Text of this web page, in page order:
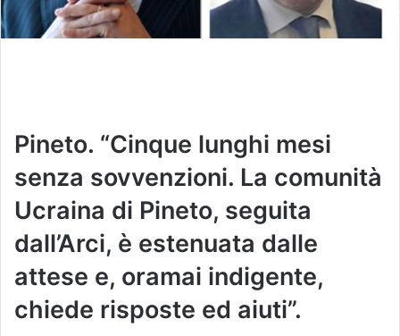
Pineto. “Cinque lunghi mesi
senza sovvenzioni. La comunità
Ucraina di Pineto, seguita
dall’Arci, è estenuata dalle
attese e, oramai indigente,
chiede risposte ed aiuti”.